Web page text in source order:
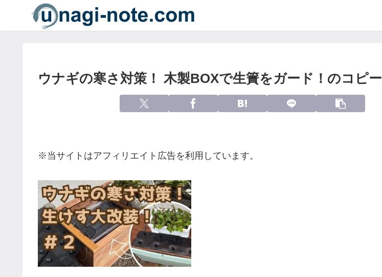
ウナギの寒さ対策！ 木製BOXで生簀をガード！のコピー
※当サイトはアフィリエイト広告を利用しています。